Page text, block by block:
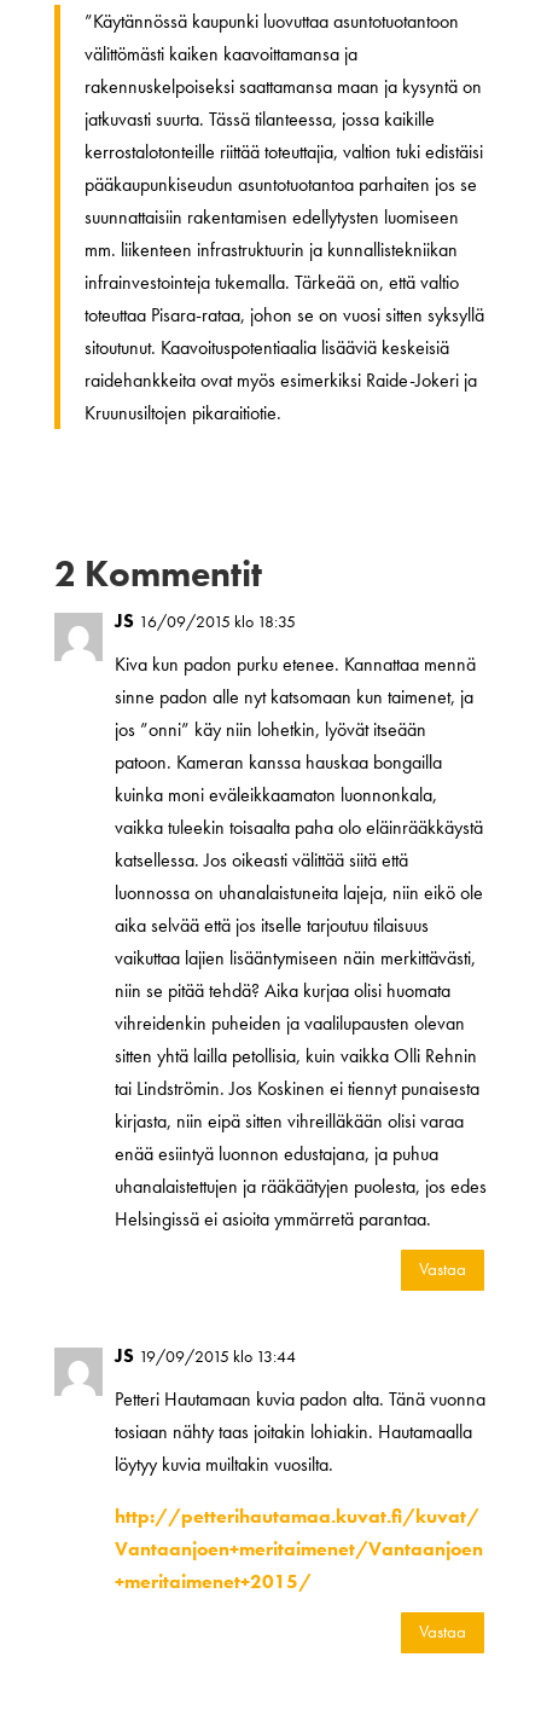
”Käytännössä kaupunki luovuttaa asuntotuotantoon
välittömästi kaiken kaavoittamansa ja
rakennuskelpoiseksi saattamansa maan ja kysyntä on
jatkuvasti suurta. Tässä tilanteessa, jossa kaikille
kerrostalotonteille riittää toteuttajia, valtion tuki edistäisi
pääkaupunkiseudun asuntotuotantoa parhaiten jos se
suunnattaisiin rakentamisen edellytysten luomiseen
mm. liikenteen infrastruktuurin ja kunnallistekniikan
infrainvestointeja tukemalla. Tärkeää on, että valtio
toteuttaa Pisara-rataa, johon se on vuosi sitten syksyllä
sitoutunut. Kaavoituspotentiaalia lisääviä keskeisiä
raidehankkeita ovat myös esimerkiksi Raide-Jokeri ja
Kruunusiltojen pikaraitiotie.
2 Kommentit
JS 16/09/2015 klo 18:35
Kiva kun padon purku etenee. Kannattaa mennä
sinne padon alle nyt katsomaan kun taimenet, ja
jos ”onni” käy niin lohetkin, lyövät itseään
patoon. Kameran kanssa hauskaa bongailla
kuinka moni eväleikkaamaton luonnonkala,
vaikka tuleekin toisaalta paha olo eläinrääkkäystä
katsellessa. Jos oikeasti välittää siitä että
luonnossa on uhanalaistuneita lajeja, niin eikö ole
aika selvää että jos itselle tarjoutuu tilaisuus
vaikuttaa lajien lisääntymiseen näin merkittävästi,
niin se pitää tehdä? Aika kurjaa olisi huomata
vihreidenkin puheiden ja vaalilupausten olevan
sitten yhtä lailla petollisia, kuin vaikka Olli Rehnin
tai Lindströmin. Jos Koskinen ei tiennyt punaisesta
kirjasta, niin eipä sitten vihreilläkään olisi varaa
enää esiintyä luonnon edustajana, ja puhua
uhanalaistettujen ja rääkäätyjen puolesta, jos edes
Helsingissä ei asioita ymmärretä parantaa.
Vastaa
JS 19/09/2015 klo 13:44
Petteri Hautamaan kuvia padon alta. Tänä vuonna
tosiaan nähty taas joitakin lohiakin. Hautamaalla
löytyy kuvia muiltakin vuosilta.
http://petterihautamaa.kuvat.fi/kuvat/
Vantaanjoen+meritaimenet/Vantaanjoen
+meritaimenet+2015/
Vastaa